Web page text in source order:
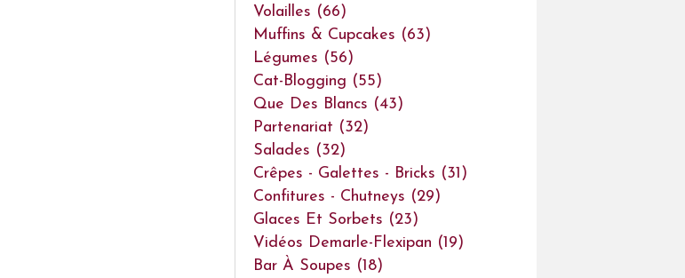
Volailles (66)
Muffins & Cupcakes (63)
Légumes (56)
Cat-Blogging (55)
Que Des Blancs (43)
Partenariat (32)
Salades (32)
Crêpes - Galettes - Bricks (31)
Confitures - Chutneys (29)
Glaces Et Sorbets (23)
Vidéos Demarle-Flexipan (19)
Bar À Soupes (18)